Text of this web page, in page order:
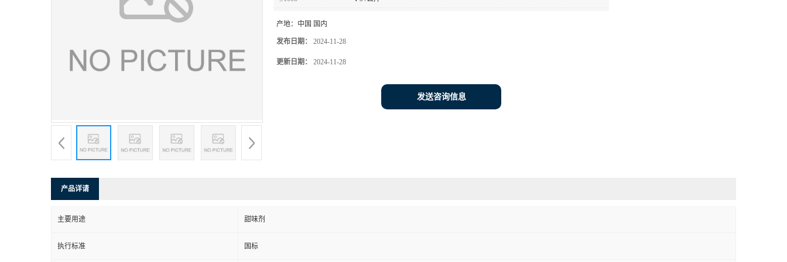
产地： 中国 国内
发布日期： 2024-11-28
更新日期： 2024-11-28
发送咨询信息
产品详请
主要用途 甜味剂
执行标准 国标